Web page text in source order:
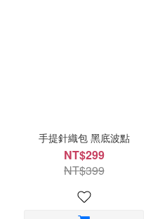
手提針織包 黑底波點
NT$299
NT$399